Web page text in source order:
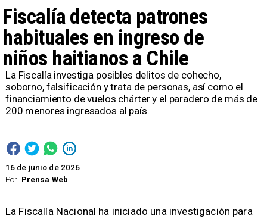
Por Prensa Web
Fiscalía detecta patrones
habituales en ingreso de
niños haitianos a Chile
16 de junio de 2026
La Fiscalía investiga posibles delitos de cohecho,
soborno, falsificación y trata de personas, así como el
financiamiento de vuelos chárter y el paradero de más de
200 menores ingresados al país.
La Fiscalía Nacional ha iniciado una investigación para